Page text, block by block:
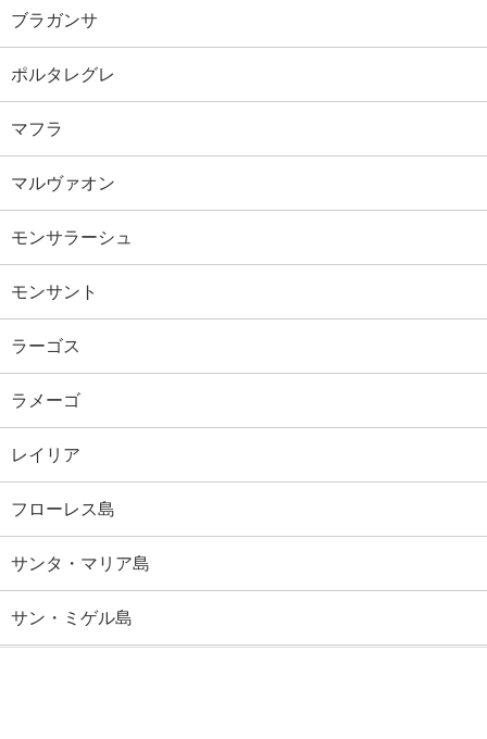
ブラガンサ
ポルタレグレ
マフラ
マルヴァオン
モンサラーシュ
モンサント
ラーゴス
ラメーゴ
レイリア
フローレス島
サンタ・マリア島
サン・ミゲル島